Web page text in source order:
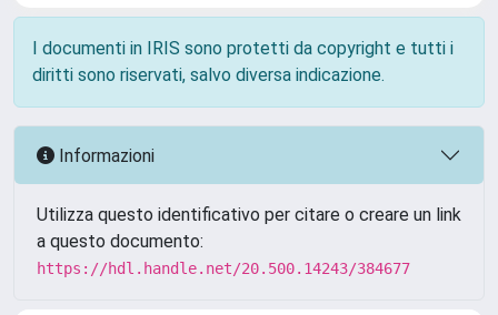
I documenti in IRIS sono protetti da copyright e tutti i
diritti sono riservati, salvo diversa indicazione.
Informazioni
Utilizza questo identificativo per citare o creare un link
a questo documento:
https://hdl.handle.net/20.500.14243/384677